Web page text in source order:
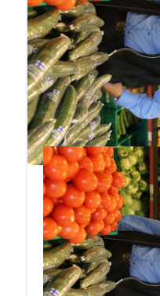
tiskit ovat hyvässä
S-market Pallo on
sijaitsee
menevän tien alussa.
kesäasukkaille
täydentää